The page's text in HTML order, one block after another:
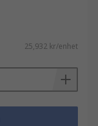
25,932 kr/enhet